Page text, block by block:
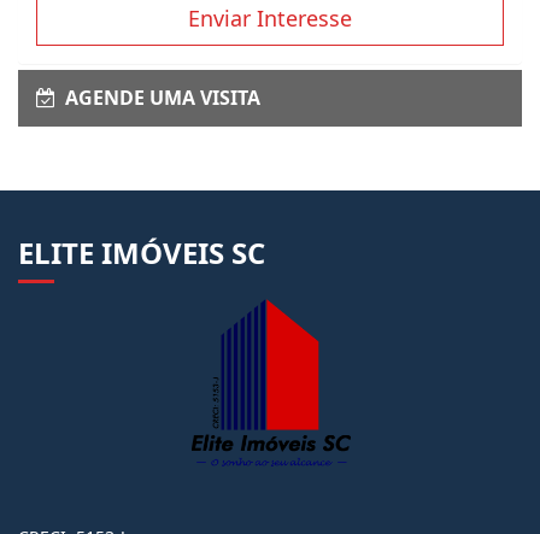
Enviar Interesse
AGENDE UMA VISITA
ELITE IMÓVEIS SC